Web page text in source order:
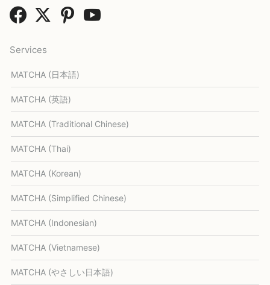
Services
MATCHA (日本語)
MATCHA (英語)
MATCHA (Traditional Chinese)
MATCHA (Thai)
MATCHA (Korean)
MATCHA (Simplified Chinese)
MATCHA (Indonesian)
MATCHA (Vietnamese)
MATCHA (やさしい日本語)